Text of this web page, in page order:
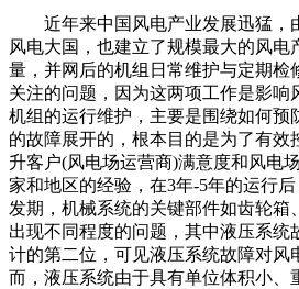
近年来中国风电产业发展迅猛，
风电大国，也建立了规模最大的风
量，并网后的机组日常维护与定期
关注的问题，因为这两项工作是影
机组的运行维护，主要是围绕如何
的故障展开的，根本目的是为了有
升客户(风电场运营商)满意度和风电
家和地区的经验，在3年-5年的运行
发期，机械系统的关键部件如齿轮
出现不同程度的问题，其中液压系
计的第二位，可见液压系统故障对风
而，液压系统由于具有单位体积小